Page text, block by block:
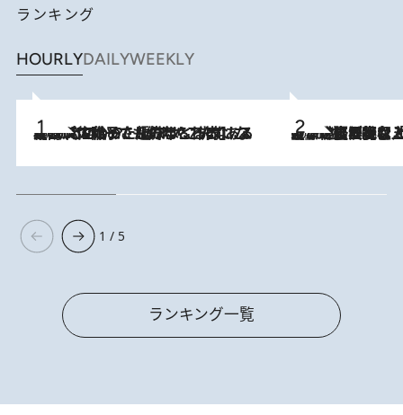
ランキング
HOURLYDAILYWEEKLY
2026.8.5
【阿川佐和子さんの年とる力】なぜ70代で始めた趣味は“こんなに楽しい”のか？ ピアノ、俳句…スランプに陥っても続けられる“ある秘訣”とは 2026.8.5
【なぜ吉沢亮は「気配を消せる」のか？】興行収入208億の『国宝』を経て挑むミュージカル『ディア・エヴァン・ハンセン』。トップ俳優が舞台上でさらけ出した“孤独”とは
1 / 5
ランキング一覧